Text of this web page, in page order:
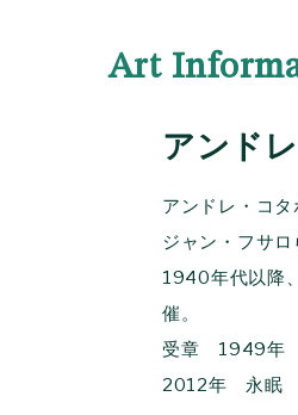
Art
アンド
アンドレ・コ
ジャン・フサ
1940年代以降
催。
受章 1949年
2012年 永眠